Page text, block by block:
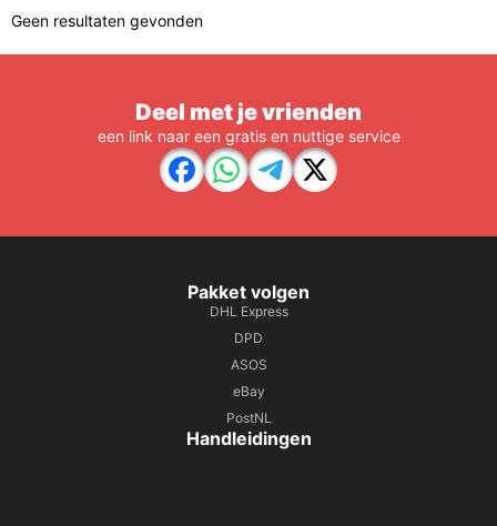
Geen resultaten gevonden
Deel met je vrienden
een link naar een gratis en nuttige service
Pakket volgen
DHL Express
DPD
ASOS
eBay
PostNL
Handleidingen